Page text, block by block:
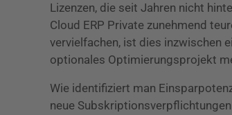
Lizenzen, die seit Jahren nicht
Cloud ERP Private zunehmend
vervielfachen, ist dies inzwischen
optionales Optimierungsprojekt
Wie identifiziert man
neue